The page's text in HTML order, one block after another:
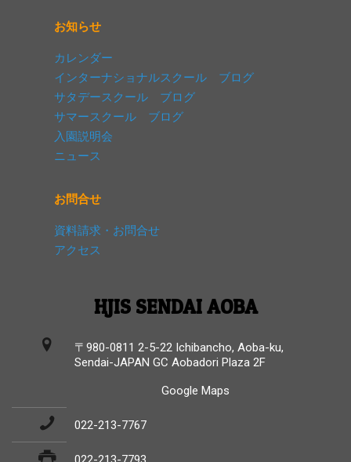
お知らせ
カレンダー
インターナショナルスクール ブログ
サタデースクール ブログ
サマースクール ブログ
入園説明会
ニュース
お問合せ
資料請求・お問合せ
アクセス
HJIS SENDAI AOBA
〒980-0811 2-5-22 Ichibancho, Aoba-ku,
Sendai-JAPAN GC Aobadori Plaza 2F
Google Maps
022-213-7767